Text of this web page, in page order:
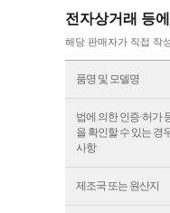
전자상거래 등
해당 판매자가 직접 작
품명 및 모델명
법에 의한 인증·허가
을 확인할 수 있는 경
사항
제조국 또는 원산지